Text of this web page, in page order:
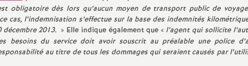
m
e
obligatoire dès lors qu’aucun moyen de transport public de
cas, l’indemnisation s’effectue sur la base des indemnités
2013. » Elle indique également que « l’agent qui sollicite
besoins du service doit avoir souscrit au préalable une police
au titre de tous les dommages qui seraient causés par